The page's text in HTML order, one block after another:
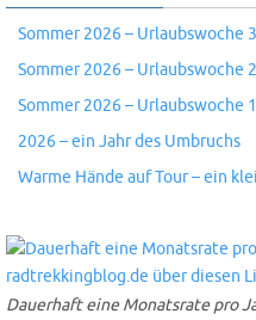
Sommer 2026 – Urlaubswoche 3
Sommer 2026 – Urlaubswoche 2
Sommer 2026 – Urlaubswoche 1
2026 – ein Jahr des Umbruchs
Warme Hände auf Tour – ein
Dauerhaft eine Monatsrate pro